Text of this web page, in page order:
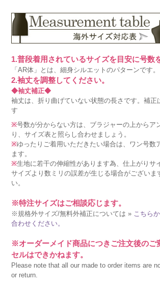
1.普段着用されているサイズを目安に号数
「AR体」とは、細身シルエットのパターンです。
2.袖丈を調整してください。
◆袖丈補正◆
袖丈は、折り曲げていない状態の長さです。補正
す
※号数が分からない方は、ブラジャーの上からア
り、サイズ表と照らし合わせましょう。
※ゆったりご着用いただきたい場合は、ワン号数
ます。
※生地に若干の伸縮性があります為、仕上がりサ
サイズより数ミリの誤差が生じる場合がございま
い。
※特注サイズはご相談応じます。
※規格外サイズ/無料外補正については » こちら
合わせください。
※オーダーメイド商品につきご注文後のご
セルはできかねます。
Please note that all our made to order items are
or return.